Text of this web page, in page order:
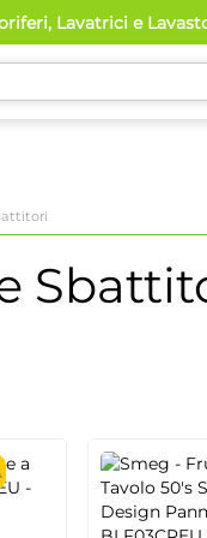
Lavatrici e